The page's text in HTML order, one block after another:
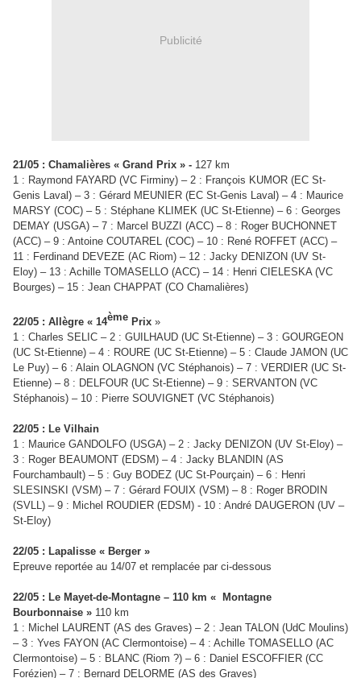
Publicité
21/05 : Chamalières « Grand Prix » - 127 km
1 : Raymond FAYARD (VC Firminy) – 2 : François KUMOR (EC St-
Genis Laval) – 3 : Gérard MEUNIER (EC St-Genis Laval) – 4 : Maurice
MARSY (COC) – 5 : Stéphane KLIMEK (UC St-Etienne) – 6 : Georges
DEMAY (USGA) – 7 : Marcel BUZZI (ACC) – 8 : Roger BUCHONNET
(ACC) – 9 : Antoine COUTAREL (COC) – 10 : René ROFFET (ACC) –
11 : Ferdinand DEVEZE (AC Riom) – 12 : Jacky DENIZON (UV St-
Eloy) – 13 : Achille TOMASELLO (ACC) – 14 : Henri CIELESKA (VC
Bourges) – 15 : Jean CHAPPAT (CO Chamalières)
22/05 : Allègre « 14ème Prix »
1 : Charles SELIC – 2 : GUILHAUD (UC St-Etienne) – 3 : GOURGEON
(UC St-Etienne) – 4 : ROURE (UC St-Etienne) – 5 : Claude JAMON (UC
Le Puy) – 6 : Alain OLAGNON (VC Stéphanois) – 7 : VERDIER (UC St-
Etienne) – 8 : DELFOUR (UC St-Etienne) – 9 : SERVANTON (VC
Stéphanois) – 10 : Pierre SOUVIGNET (VC Stéphanois)
22/05 : Le Vilhain
1 : Maurice GANDOLFO (USGA) – 2 : Jacky DENIZON (UV St-Eloy) –
3 : Roger BEAUMONT (EDSM) – 4 : Jacky BLANDIN (AS
Fourchambault) – 5 : Guy BODEZ (UC St-Pourçain) – 6 : Henri
SLESINSKI (VSM) – 7 : Gérard FOUIX (VSM) – 8 : Roger BRODIN
(SVLL) – 9 : Michel ROUDIER (EDSM) - 10 : André DAUGERON (UV –
St-Eloy)
22/05 : Lapalisse « Berger »
Epreuve reportée au 14/07 et remplacée par ci-dessous
22/05 : Le Mayet-de-Montagne – 110 km « Montagne
Bourbonnaise » 110 km
1 : Michel LAURENT (AS des Graves) – 2 : Jean TALON (UdC Moulins)
– 3 : Yves FAYON (AC Clermontoise) – 4 : Achille TOMASELLO (AC
Clermontoise) – 5 : BLANC (Riom ?) – 6 : Daniel ESCOFFIER (CC
Forézien) – 7 : Bernard DELORME (AS des Graves)